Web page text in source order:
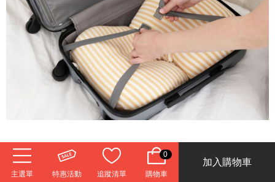
主選單 特惠活動 追蹤清單
0
購物車
加入購物車